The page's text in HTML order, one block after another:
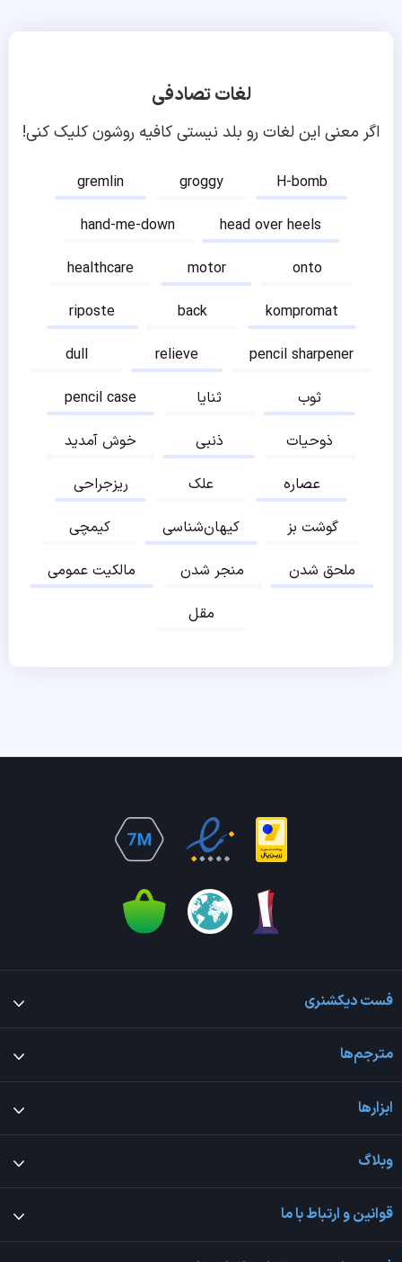
لغات تصادفی
اگر معنی این لغات رو بلد نیستی کافیه روشون کلیک کنی!
gremlin groggy
H-bomb
hand-me-down
head over heels
healthcare
motor
onto
riposte
back
kompromat
dull
relieve
pencil sharpener
pencil case
ثنایا
ثوب
خوش آمدید
ذنبی
ذوحیات
ریزجراحی
علک
عصاره
کیمچی
کیهان‌شناسی
گوشت بز
مالکیت عمومی
منجر شدن
ملحق شدن
مقل
فست دیکشنری
مترجم‌ها
ابزارها
وبلاگ
قوانین و ارتباط با ما